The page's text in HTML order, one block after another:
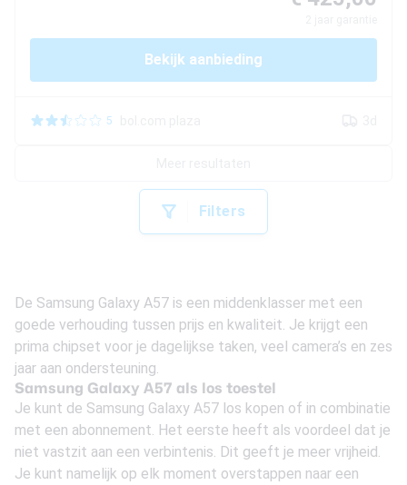
Filters
Bekijk aanbieding
5
De Samsung Galaxy A57 is een middenklasser met een
goede verhouding tussen prijs en kwaliteit. Je krijgt een
prima chipset voor je dagelijkse taken, veel camera’s en zes
jaar aan ondersteuning.
Samsung Galaxy A57 als los toestel
Je kunt de Samsung Galaxy A57 los kopen of in combinatie
met een abonnement. Het eerste heeft als voordeel dat je
niet vastzit aan een verbintenis. Dit geeft je meer vrijheid.
Je kunt namelijk op elk moment overstappen naar een